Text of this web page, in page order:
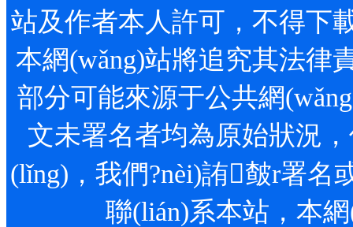
站及作者本人許可，不得下
本網(wǎng)站將追究其法律責
部分可能來源于公共網(wǎng)
文未署名者均為原始狀況
(lǐng)，我們?nèi)詴皶r署名
聯(lián)系本站，